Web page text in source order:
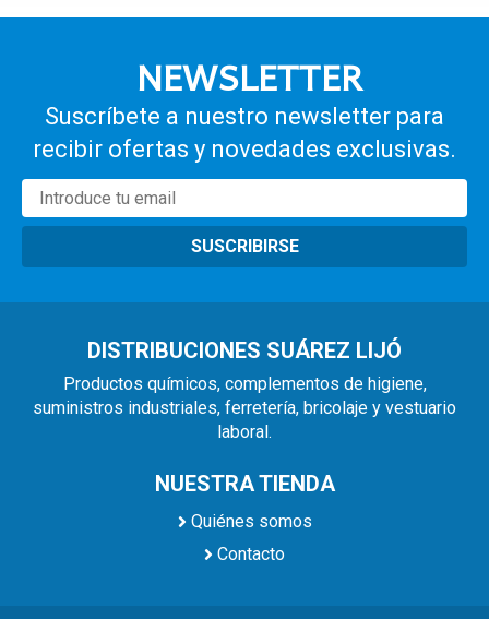
NEWSLETTER
Suscríbete a nuestro newsletter para
recibir ofertas y novedades exclusivas.
SUSCRIBIRSE
DISTRIBUCIONES SUÁREZ LIJÓ
Productos químicos, complementos de higiene,
suministros industriales, ferretería, bricolaje y vestuario
laboral.
NUESTRA TIENDA
Quiénes somos
Contacto